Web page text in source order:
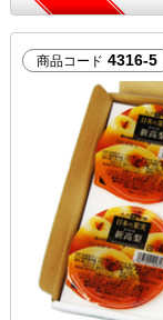
商品コード 4316-5